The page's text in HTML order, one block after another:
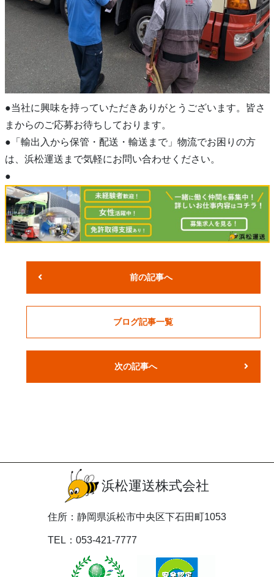
●当社に興味を持っていただきありがとうございます。皆さ
まからのご応募お待ちしております。
●「輸出入から保管・配送・輸送まで」物流でお困りの方
は、浜松運送まで気軽にお問い合わせください。
●
前の記事へ
ブログ記事一覧
次の記事へ
浜松運送株式会社
住所：静岡県浜松市中央区下石田町1053
TEL：053-421-7777